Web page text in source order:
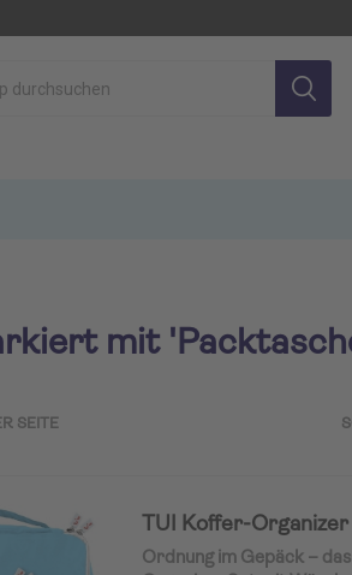
mit
SEITE
TUI Koffer-
Ordnung im Gepäck –